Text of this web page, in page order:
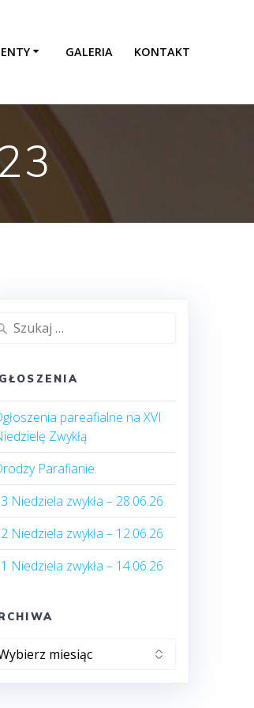
GALERIA KONTAKT
pareafialne na XVI
Zwykłą
Parafianie.
Niedziela zwykła – 28.06.26
Niedziela zwykła – 12.06.26
Niedziela zwykła – 14.06.26